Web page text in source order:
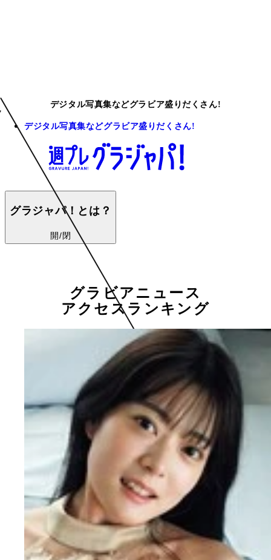
デジタル写真集などグラビア盛りだくさん!
デジタル写真集などグラビア盛りだくさん!
グラジャパ！とは？
開/閉
グラビアニュース
アクセスランキング